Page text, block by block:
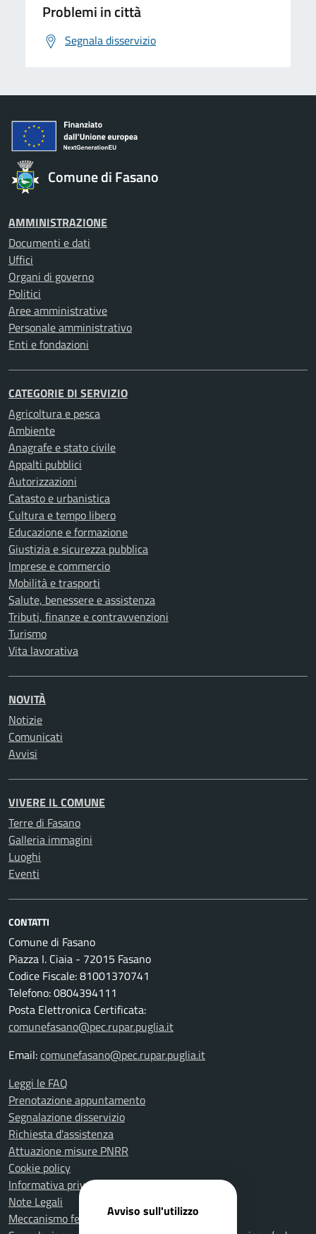
Problemi in città
Segnala disservizio
Comune di Fasano
AMMINISTRAZIONE
Documenti e dati
Uffici
Organi di governo
Politici
Aree amministrative
Personale amministrativo
Enti e fondazioni
CATEGORIE DI SERVIZIO
Agricoltura e pesca
Ambiente
Anagrafe e stato civile
Appalti pubblici
Autorizzazioni
Catasto e urbanistica
Cultura e tempo libero
Educazione e formazione
Giustizia e sicurezza pubblica
Imprese e commercio
Mobilità e trasporti
Salute, benessere e assistenza
Tributi, finanze e contravvenzioni
Turismo
Vita lavorativa
NOVITÀ
Notizie
Comunicati
Avvisi
VIVERE IL COMUNE
Terre di Fasano
Galleria immagini
Luoghi
Eventi
CONTATTI
Comune di Fasano
Piazza I. Ciaia - 72015 Fasano
Codice Fiscale: 81001370741
Telefono: 0804394111
Posta Elettronica Certificata:
comunefasano@pec.rupar.puglia.it
Email:comunefasano@pec.rupar.puglia.it
Leggi le FAQ
Prenotazione appuntamento
Segnalazione disservizio
Richiesta d'assistenza
Attuazione misure PNRR
Cookie policy
Informativa privacy
Note Legali
Meccanismo feedback per l'accessibilità
Avviso sull'utilizzo